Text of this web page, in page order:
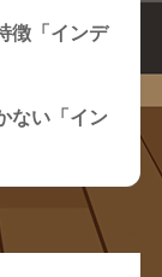
徴「インデ
ない「イン